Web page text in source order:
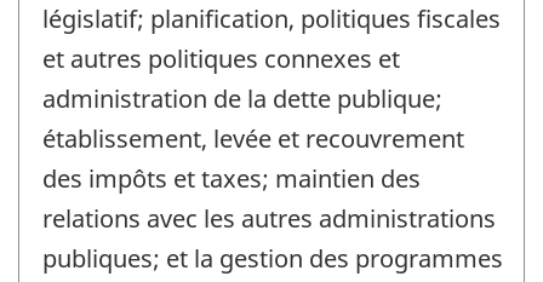
législatif; planification, politiques fiscales
et autres politiques connexes et
administration de la dette publique;
établissement, levée et recouvrement
des impôts et taxes; maintien des
relations avec les autres administrations
publiques; et la gestion des programmes